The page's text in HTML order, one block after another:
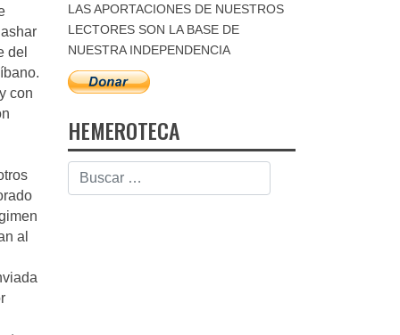
del
con
al
LAS APORTACIONES DE NUESTROS
LECTORES SON LA BASE DE
NUESTRA INDEPENDENCIA
HEMEROTECA